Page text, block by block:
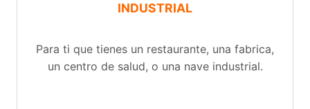
INDUSTRIAL
Para ti que tienes un restaurante, una fabrica,
un centro de salud, o una nave industrial.